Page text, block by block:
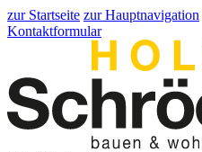
zur Startseite zur Hauptnavigation
Kontaktformular